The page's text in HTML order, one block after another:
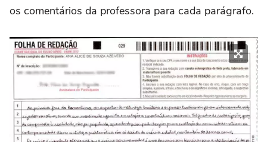
os comentários da professora para cada parágrafo.